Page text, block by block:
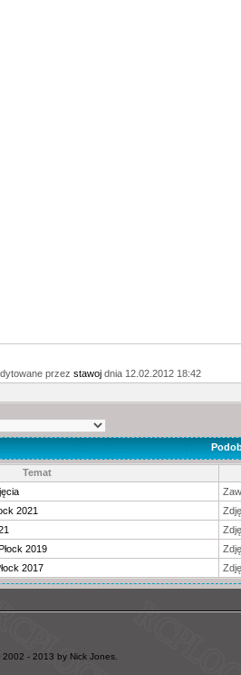
przez stawoj dnia 12.02.2012 18:42
Temat
2021
2019
2017
- 2013 by Nick Jones.